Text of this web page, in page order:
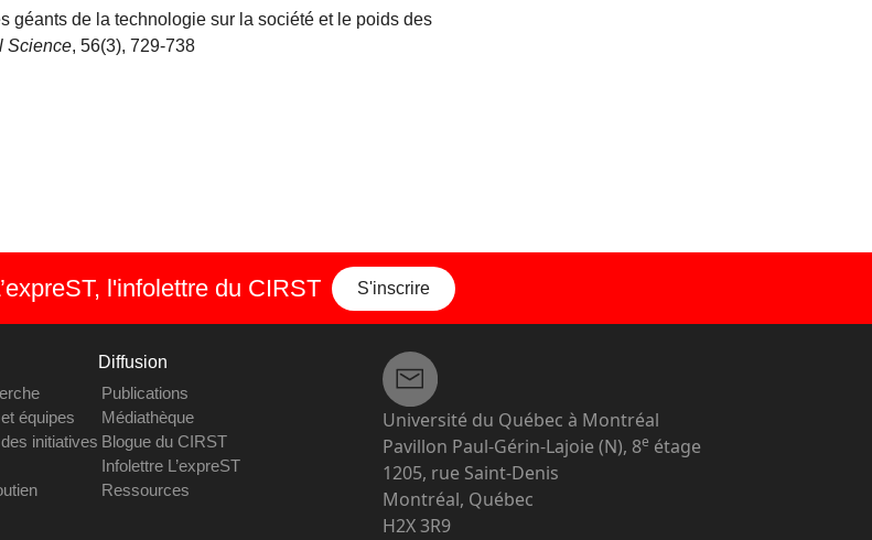
géants de la technologie sur la société et le poids des
Science, 56(3), 729-738
l'infolettre du CIRST S'inscrire
équipes
initiatives
Diffusion
Publications
Médiathèque
Blogue du CIRST
Infolettre L’expreST
Ressources
Université du Québec à Montréal
Pavillon Paul-Gérin-Lajoie (N), 8e étage
1205, rue Saint-Denis
Montréal, Québec
H2X 3R9